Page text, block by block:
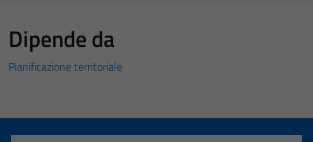
Dipende da
Pianificazione territoriale